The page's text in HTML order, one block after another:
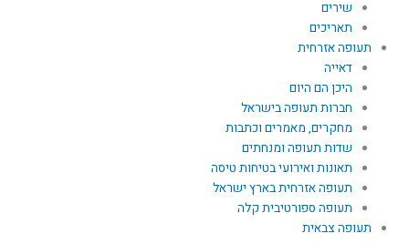
שירים
תאריכים
תעופה אזרחית
דאייה
היכן הם היום
חברות תעופה בישראל
מחקרים, מאמרים וכתבות
שדות תעופה ומנחתים
תאונות ואירועי בטיחות טיסה
תעופה אזרחית בארץ ישראל
תעופה ספורטיבית קלה
תעופה צבאית